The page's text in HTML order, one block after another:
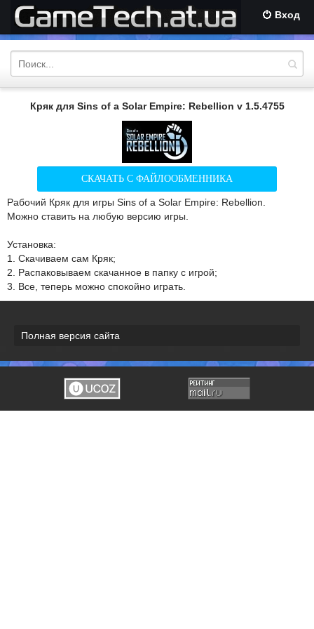
Вход
Кряк для Sins of a Solar Empire: Rebellion v 1.5.4755
СКАЧАТЬ С ФАЙЛООБМЕННИКА
Рабочий Кряк для игры Sins of a Solar Empire: Rebellion.
Можно ставить на любую версию игры.
Установка:
1. Скачиваем сам Кряк;
2. Распаковываем скачанное в папку с игрой;
3. Все, теперь можно спокойно играть.
Полная версия сайта